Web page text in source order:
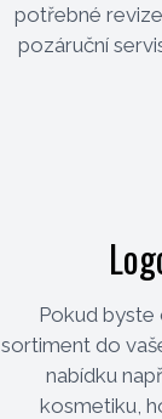
potřebné
pozáruční
Pokud
sortiment do
nabídku
kosmetiku,